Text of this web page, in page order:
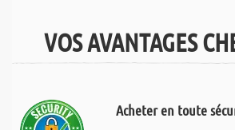
VOS AVANTAGES
Acheter en toute